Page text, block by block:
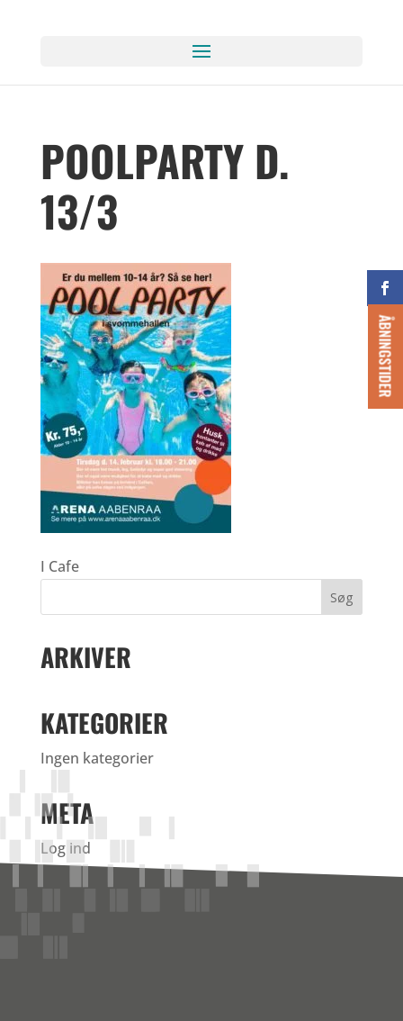
ÅBNINGSTIDER
POOLPARTY D.
13/3
I Cafe
ARKIVER
KATEGORIER
Ingen kategorier
META
Log ind